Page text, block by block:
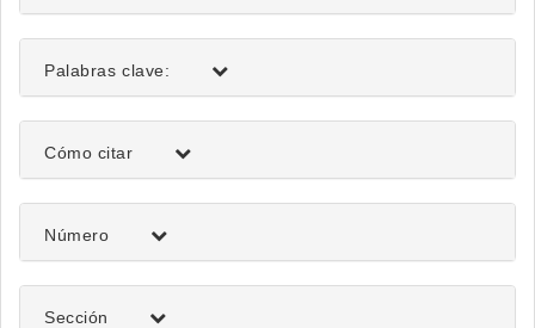
Palabras clave:
Detalles
del
artículo
Cómo citar
Número
Sección